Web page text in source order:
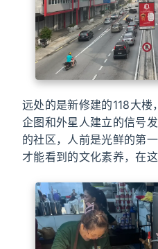
远处的是新修建的118大
企图和外星人建立的信号
的社区，人前是光鲜的第
才能看到的文化素养，在